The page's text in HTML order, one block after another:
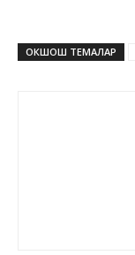
ОКШОШ ТЕМАЛАР